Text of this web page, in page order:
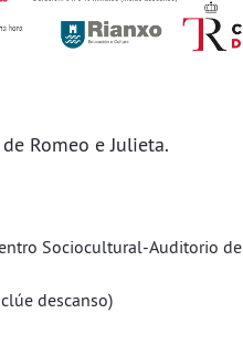
Romeo e Julieta.
Sociocultural-Auditorio de
descanso)